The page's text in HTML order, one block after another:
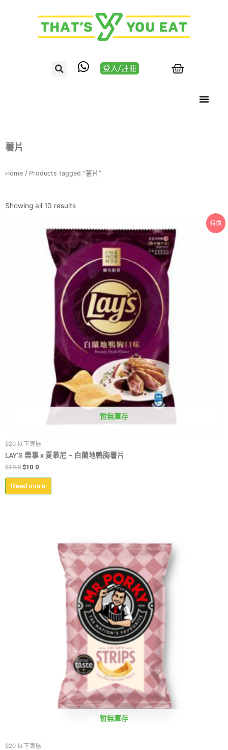
登入/註冊
薯片
Home / Products tagged “薯片”
Showing all 10 results
特價
暫無庫存
$20 以下專區
LAY’S 樂事 x 夏慕尼 – 白蘭地鴨胸薯片
$19.0 $10.0
Read more
暫無庫存
$20 以下專區